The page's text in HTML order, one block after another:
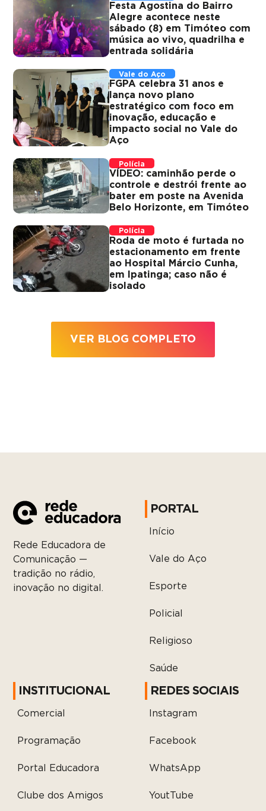
Festa Agostina do Bairro
Alegre acontece neste
sábado (8) em Timóteo com
música ao vivo, quadrilha e
entrada solidária
Vale do Aço
FGPA celebra 31 anos e
lança novo plano
estratégico com foco em
inovação, educação e
impacto social no Vale do
Aço
Polícia
VÍDEO: caminhão perde o
controle e destrói frente ao
bater em poste na Avenida
Belo Horizonte, em Timóteo
Polícia
Roda de moto é furtada no
estacionamento em frente
ao Hospital Márcio Cunha,
em Ipatinga; caso não é
isolado
VER BLOG COMPLETO
Rede Educadora de
Comunicação —
tradição no rádio,
inovação no digital.
PORTAL
Início
Vale do Aço
Esporte
Policial
Religioso
Saúde
INSTITUCIONAL
Comercial
Programação
Portal Educadora
Clube dos Amigos
REDES SOCIAIS
Instagram
Facebook
WhatsApp
YoutTube